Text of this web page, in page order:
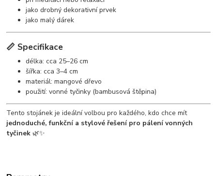
jako drobný dekorativní prvek
jako malý dárek
📏 Specifikace
délka: cca 25–26 cm
šířka: cca 3–4 cm
materiál: mangové dřevo
použití: vonné tyčinky (bambusová štěpina)
Tento stojánek je ideální volbou pro každého, kdo chce mít
jednoduché, funkční a stylové řešení pro pálení vonných
tyčinek 🌿✨